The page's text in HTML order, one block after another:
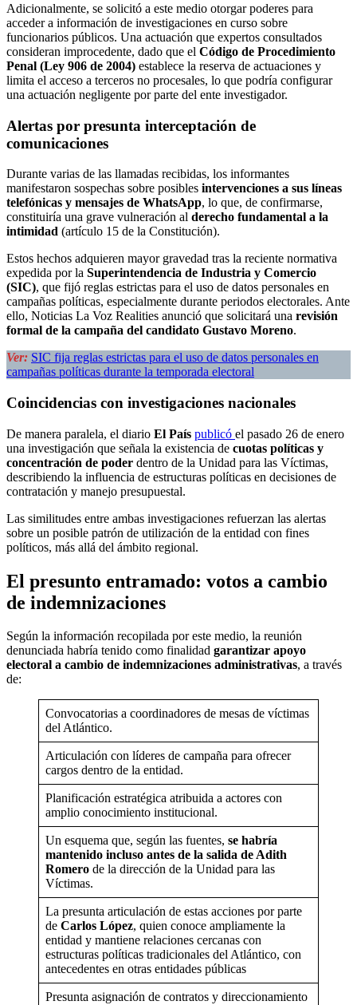
Adicionalmente, se solicitó a este medio otorgar poderes para
acceder a información de investigaciones en curso sobre
funcionarios públicos. Una actuación que expertos consultados
consideran improcedente, dado que el Código de Procedimiento
Penal (Ley 906 de 2004) establece la reserva de actuaciones y
limita el acceso a terceros no procesales, lo que podría configurar
una actuación negligente por parte del ente investigador.
Alertas por presunta interceptación de
comunicaciones
Durante varias de las llamadas recibidas, los informantes
manifestaron sospechas sobre posibles intervenciones a sus líneas
telefónicas y mensajes de WhatsApp, lo que, de confirmarse,
constituiría una grave vulneración al derecho fundamental a la
intimidad (artículo 15 de la Constitución).
Estos hechos adquieren mayor gravedad tras la reciente normativa
expedida por la Superintendencia de Industria y Comercio
(SIC), que fijó reglas estrictas para el uso de datos personales en
campañas políticas, especialmente durante periodos electorales. Ante
ello, Noticias La Voz Realities anunció que solicitará una revisión
formal de la campaña del candidato Gustavo Moreno.
Ver: SIC fija reglas estrictas para el uso de datos personales en
campañas políticas durante la temporada electoral
Coincidencias con investigaciones nacionales
De manera paralela, el diario El País publicó el pasado 26 de enero
una investigación que señala la existencia de cuotas políticas y
concentración de poder dentro de la Unidad para las Víctimas,
describiendo la influencia de estructuras políticas en decisiones de
contratación y manejo presupuestal.
Las similitudes entre ambas investigaciones refuerzan las alertas
sobre un posible patrón de utilización de la entidad con fines
políticos, más allá del ámbito regional.
El presunto entramado: votos a cambio
de indemnizaciones
Según la información recopilada por este medio, la reunión
denunciada habría tenido como finalidad garantizar apoyo
electoral a cambio de indemnizaciones administrativas, a través
de:
Convocatorias a coordinadores de mesas de víctimas
del Atlántico.
Articulación con líderes de campaña para ofrecer
cargos dentro de la entidad.
Planificación estratégica atribuida a actores con
amplio conocimiento institucional.
Un esquema que, según las fuentes, se habría
mantenido incluso antes de la salida de Adith
Romero de la dirección de la Unidad para las
Víctimas.
La presunta articulación de estas acciones por parte
de Carlos López, quien conoce ampliamente la
entidad y mantiene relaciones cercanas con
estructuras políticas tradicionales del Atlántico, con
antecedentes en otras entidades públicas
Presunta asignación de contratos y direccionamiento